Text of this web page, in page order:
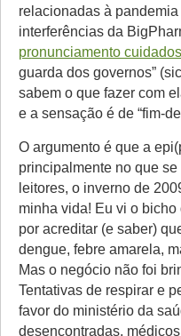
relacionadas à
interferências da
pronunciamento
guarda dos governos”
sabem o que fazer com
e a sensação é de “fim-
O argumento é que a
principalmente no que
leitores, o inverno de
minha vida! Eu vi o
por acreditar (e saber)
dengue, febre amarela,
Mas o negócio não foi
Tentativas de respirar e
favor do ministério da
desencontradas,